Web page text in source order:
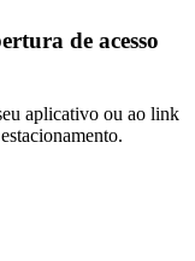
de acesso
aplicativo ou ao link